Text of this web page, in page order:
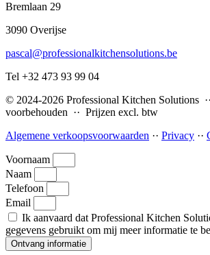
Bremlaan 29
3090 Overijse
pascal@professionalkitchensolutions.be
Tel +32 473 93 99 04
© 2024-2026 Professional Kitchen Solutions
voorbehouden ·· Prijzen excl. btw
Algemene verkoopsvoorwaarden ·· Privacy ··
Voornaam
Naam
Telefoon
Email
Ik aanvaard dat Professional Kitchen
gegevens gebruikt om mij meer informatie te
Ontvang informatie